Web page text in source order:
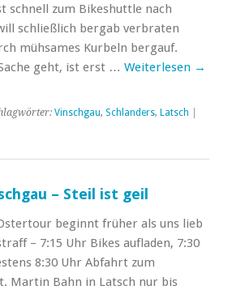
schnell zum Bikeshuttle nach
schließlich bergab verbraten
mühsames Kurbeln bergauf.
geht, ist erst … Weiterlesen →
Vinschgau, Schlanders, Latsch
– Steil ist geil
beginnt früher als uns lieb
– 7:15 Uhr Bikes aufladen, 7:30
8:30 Uhr Abfahrt zum
Martin Bahn in Latsch nur bis